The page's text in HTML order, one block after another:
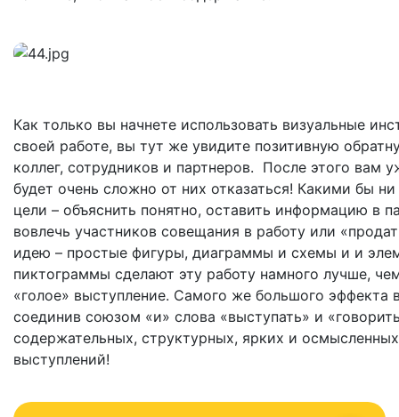
Как только вы начнете использовать визуальные
своей работе, вы тут же увидите позитивную
коллег, сотрудников и партнеров. После этого вам
будет очень сложно от них отказаться! Какими бы
цели – объяснить понятно, оставить информацию в
вовлечь участников совещания в работу или
идею – простые фигуры, диаграммы и схемы и и
пиктограммы сделают эту работу намного лучше,
«голое» выступление. Самого же большого эффекта
соединив союзом «и» слова «выступать» и
содержательных, структурных, ярких и осмысленных
выступлений!